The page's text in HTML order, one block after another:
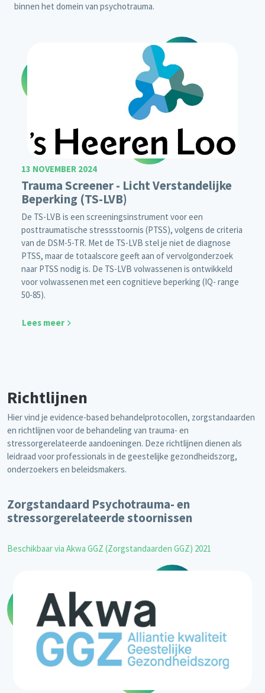
binnen het domein van psychotrauma.
13 NOVEMBER 2024
Trauma Screener - Licht Verstandelijke
Beperking (TS-LVB)
De TS-LVB is een screeningsinstrument voor een
posttraumatische stressstoornis (PTSS), volgens de criteria
van de DSM-5-TR. Met de TS-LVB stel je niet de diagnose
PTSS, maar de totaalscore geeft aan of vervolgonderzoek
naar PTSS nodig is. De TS-LVB volwassenen is ontwikkeld
voor volwassenen met een cognitieve beperking (IQ- range
50-85).
Lees meer
Richtlijnen
Hier vind je evidence-based behandelprotocollen, zorgstandaarden
en richtlijnen voor de behandeling van trauma- en
stressorgerelateerde aandoeningen. Deze richtlijnen dienen als
leidraad voor professionals in de geestelijke gezondheidszorg,
onderzoekers en beleidsmakers.
Zorgstandaard Psychotrauma- en
stressorgerelateerde stoornissen
Beschikbaar via Akwa GGZ (Zorgstandaarden GGZ) 2021